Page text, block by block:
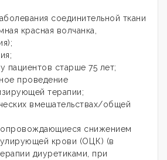
соединительной ткани
красная волчанка,
пациентов старше 75 лет;
проведение
терапии;
вмешательствах/общей
снижением
крови (ОЦК) (в
диуретиками, при